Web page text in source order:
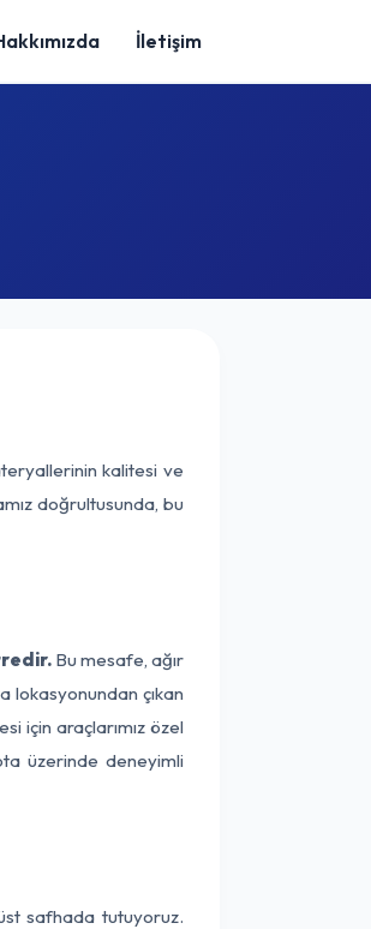
İletişim
kalitesi ve
doğrultusunda, bu
Bu mesafe, ağır
lokasyonundan çıkan
için araçlarımız özel
üzerinde deneyimli
safhada tutuyoruz.